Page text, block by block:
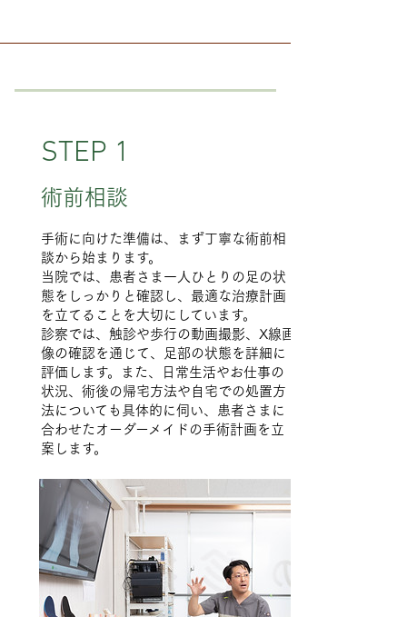
STEP 1
術前相談
手術に向けた準備は、まず丁寧な術前相
談から始まります。
当院では、患者さま一人ひとりの足の状
態をしっかりと確認し、最適な治療計画
を立てることを大切にしています。
診察では、触診や歩行の動画撮影、X線画
像の確認を通じて、足部の状態を詳細に
評価します。また、日常生活やお仕事の
状況、術後の帰宅方法や自宅での処置方
法についても具体的に伺い、患者さまに
合わせたオーダーメイドの手術計画を立
案します。